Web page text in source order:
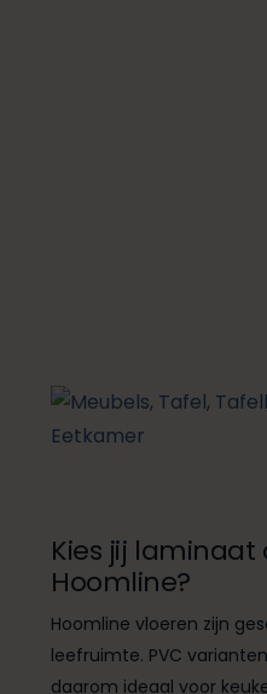
Kies jij laminaat
Hoomline?
Hoomline vloeren zijn
leefruimte. PVC
daarom ideaal voor